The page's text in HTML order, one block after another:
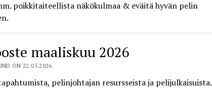
poikkitaiteellista näkökulmaa & eväitä hyvän pelin
maaliskuu 2026
ON 22.05.2026
pelinjohtajan resursseista ja pelijulkaisuista.